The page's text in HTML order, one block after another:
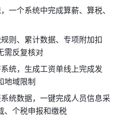
一个系统中完成算薪、算税、
则、累计数据、专项附加扣
需反复核对
统，生成工资单线上完成发
地域限制
统数据，一键完成人员信息采
、个税申报和缴税